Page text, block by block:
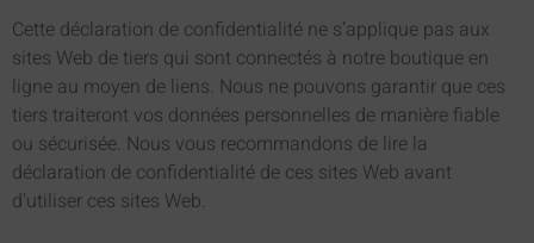
Cette déclaration de confidentialité ne s’applique pas aux
sites Web de tiers qui sont connectés à notre boutique en
ligne au moyen de liens. Nous ne pouvons garantir que ces
tiers traiteront vos données personnelles de manière fiable
ou sécurisée. Nous vous recommandons de lire la
déclaration de confidentialité de ces sites Web avant
d’utiliser ces sites Web.